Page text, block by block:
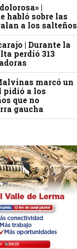
|
habló sobre las
a los salteños
| Durante la
perdió 313
marcó un
pidió a los
que no
gaucha